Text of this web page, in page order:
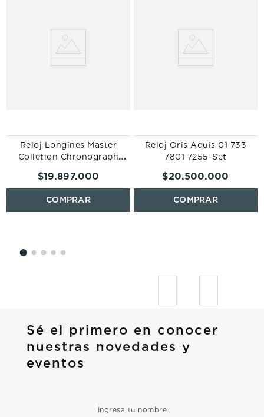
Reloj Longines Master
Colletion Chronograph
$19.897.000
Reloj Oris Aquis 01 733
7801 7255-Set
$20.500.000
Sé el primero en conocer
nuestras novedades y
eventos
Ingresa tu nombre